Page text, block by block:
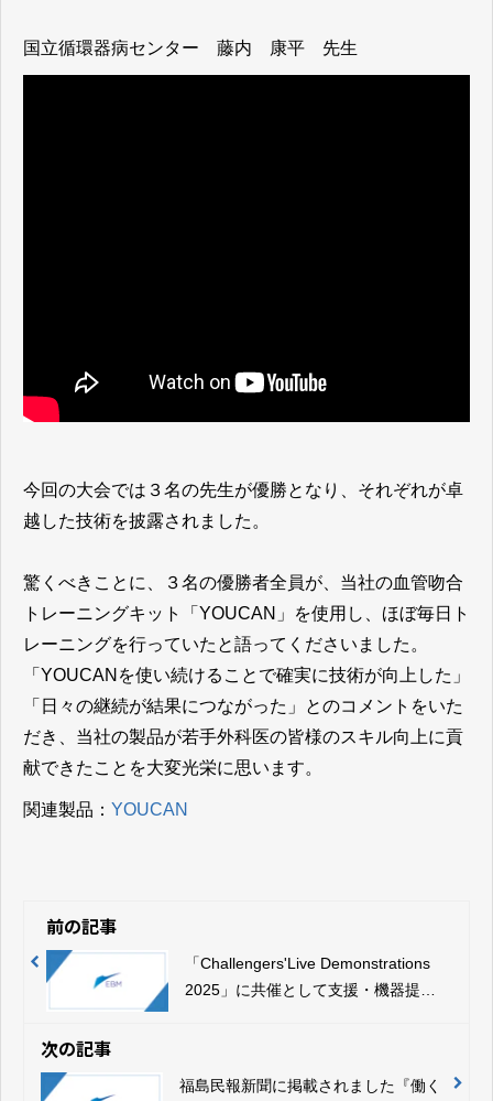
国立循環器病センター 藤内 康平 先生
今回の大会では３名の先生が優勝となり、それぞれが卓
越した技術を披露されました。
驚くべきことに、３名の優勝者全員が、当社の血管吻合
トレーニングキット「YOUCAN」を使用し、ほぼ毎日ト
レーニングを行っていたと語ってくださいました。
「YOUCANを使い続けることで確実に技術が向上した」
「日々の継続が結果につながった」とのコメントをいた
だき、当社の製品が若手外科医の皆様のスキル向上に貢
献できたことを大変光栄に思います。
関連製品： YOUCAN
前の記事
「Challengers'Live Demonstrations
2025」に共催として支援・機器提供
次の記事
福島民報新聞に掲載されました『働く